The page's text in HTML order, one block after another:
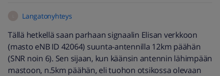
Langatonyhteys
Tällä hetkellä saan parhaan signaalin Elisan verkkoon
(masto eNB ID 42064) suunta-antennilla 12km päähän
(SNR noin 6). Sen sijaan, kun käänsin antennin lähimpään
mastoon, n.5km päähän, eli tuohon otsikossa olevaan